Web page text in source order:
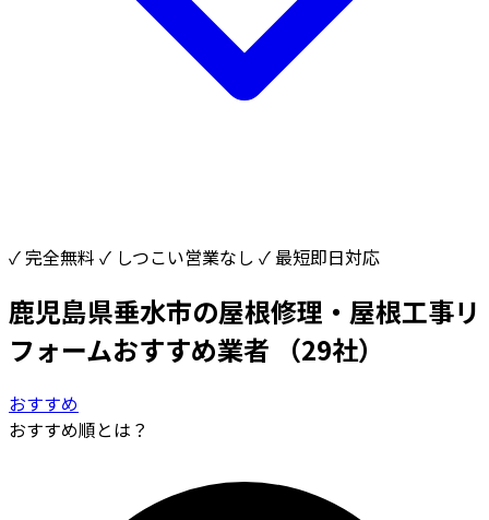
✓ 完全無料 ✓ しつこい営業なし ✓ 最短即日対応
鹿児島県垂水市の屋根修理・屋根工事リ
フォームおすすめ業者
（29社）
おすすめ
おすすめ順とは？